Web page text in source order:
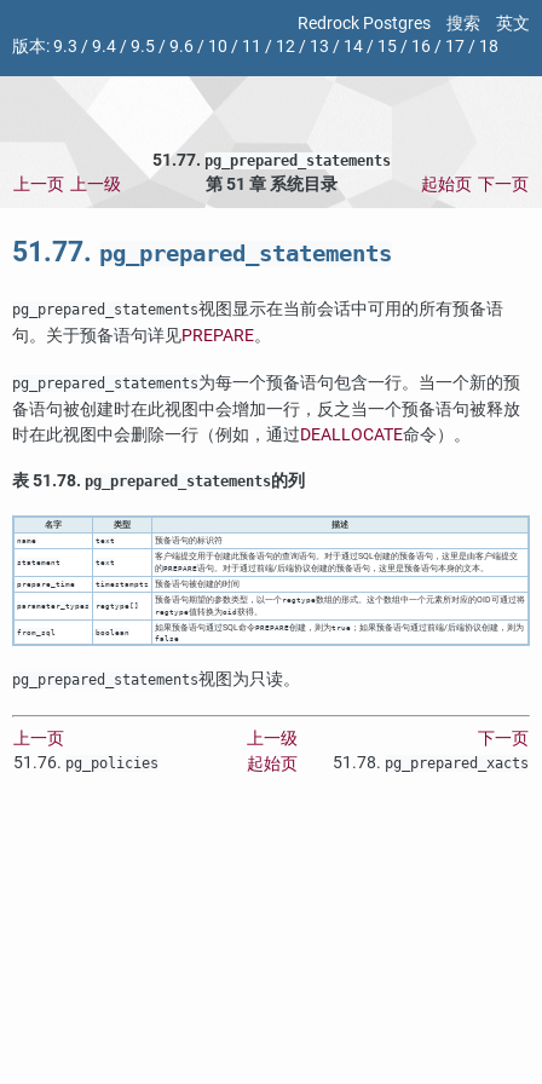
Redrock Postgres 搜索
英文
版本:9.3 /9.4/9.5/9.6/ 10 / 11 / 12/ 13 / 14/ 15/ 16/ 17/ 18
51.77. pg_prepared_statements
上一页 上一级 第 51 章 系统目录 起始页 下一页
51.77. pg_prepared_statements
pg_prepared_statements视图显示在当前会话中可用的所有预备语
句。关于预备语句详见PREPARE。
pg_prepared_statements为每一个预备语句包含一行。当一个新的预
备语句被创建时在此视图中会增加一行，反之当一个预备语句被释放
时在此视图中会删除一行（例如，通过DEALLOCATE命令）。
表 51.78. pg_prepared_statements的列
名字 类型 描述
name text 预备语句的标识符
statement text
客户端提交用于创建此预备语句的查询语句。对于通过SQL创建的预备语句，这里是由客户端提交
的PREPARE语句。对于通过前端/后端协议创建的预备语句，这里是预备语句本身的文本。
prepare_time timestamptz 预备语句被创建的时间
parameter_types regtype[]
预备语句期望的参数类型，以一个regtype数组的形式。这个数组中一个元素所对应的OID可通过将
regtype值转换为oid获得。
from_sql boolean 如果预备语句通过SQL命令PREPARE创建，则为true；如果预备语句通过前端/后端协议创建，则为
false
pg_prepared_statements视图为只读。
上一页 上一级
下一页
51.76. pg_policies 起始页 51.78. pg_prepared_xacts